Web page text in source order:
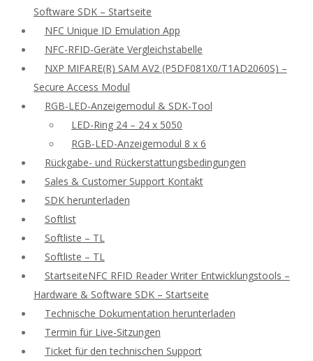
Software SDK – Startseite
NFC Unique ID Emulation App
NFC-RFID-Geräte Vergleichstabelle
NXP MIFARE(R) SAM AV2 (P5DF081X0/T1AD2060S) –
Secure Access Modul
RGB-LED-Anzeigemodul & SDK-Tool
LED-Ring 24 – 24 x 5050
RGB-LED-Anzeigemodul 8 x 6
Rückgabe- und Rückerstattungsbedingungen
Sales & Customer Support Kontakt
SDK herunterladen
Softlist
Softliste – TL
Softliste – TL
StartseiteNFC RFID Reader Writer Entwicklungstools –
Hardware & Software SDK – Startseite
Technische Dokumentation herunterladen
Termin für Live-Sitzungen
Ticket für den technischen Support